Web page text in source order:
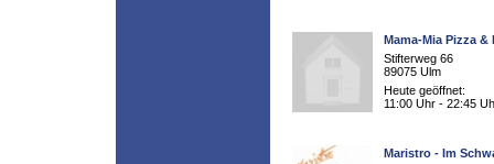
Mama-Mia Pizza &
Stifterweg 66
89075 Ulm
Heute geöffnet:
11:00 Uhr - 22:45
Maristro - Im